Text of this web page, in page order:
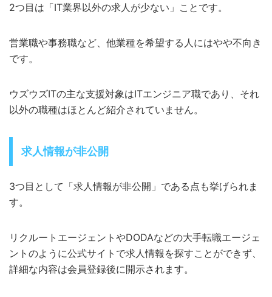
2つ目は「IT業界以外の求人が少ない」ことです。
営業職や事務職など、他業種を希望する人にはやや不向き
です。
ウズウズITの主な支援対象はITエンジニア職であり、それ
以外の職種はほとんど紹介されていません。
求人情報が非公開
3つ目として「求人情報が非公開」である点も挙げられま
す。
リクルートエージェントやDODAなどの大手転職エージェ
ントのように公式サイトで求人情報を探すことができず、
詳細な内容は会員登録後に開示されます。